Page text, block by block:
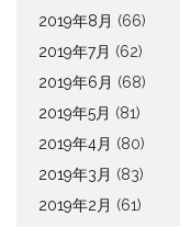
2019年8月 (66)
2019年7月 (62)
2019年6月 (68)
2019年5月 (81)
2019年4月 (80)
2019年3月 (83)
2019年2月 (61)